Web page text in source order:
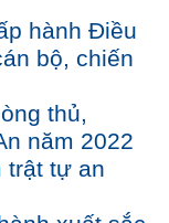
hành Điều
bộ, chiến
thủ,
năm 2022
trật tự an